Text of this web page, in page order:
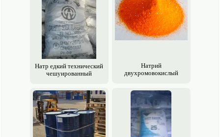
Натр едкий технический
чешуированный
Натрий
двухромовокислый